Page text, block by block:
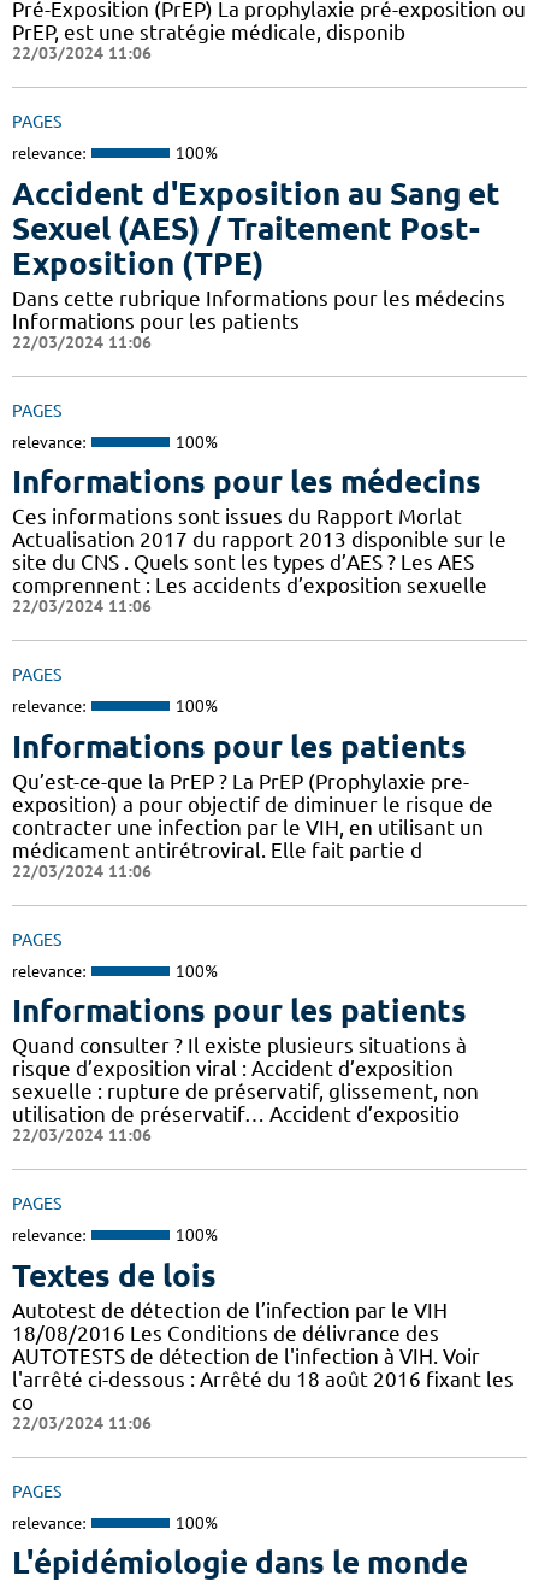
Pré-Exposition (PrEP) La prophylaxie pré-exposition ou
PrEP, est une stratégie médicale, disponib
22/03/2024 11:06
PAGES
relevance: 100%
Accident d'Exposition au Sang et
Sexuel (AES) / Traitement Post-
Exposition (TPE)
Dans cette rubrique Informations pour les médecins
Informations pour les patients
22/03/2024 11:06
PAGES
relevance: 100%
Informations pour les médecins
Ces informations sont issues du Rapport Morlat
Actualisation 2017 du rapport 2013 disponible sur le
site du CNS . Quels sont les types d’AES ? Les AES
comprennent : Les accidents d’exposition sexuelle
22/03/2024 11:06
PAGES
relevance: 100%
Informations pour les patients
Qu’est-ce-que la PrEP ? La PrEP (Prophylaxie pre-
exposition) a pour objectif de diminuer le risque de
contracter une infection par le VIH, en utilisant un
médicament antirétroviral. Elle fait partie d
22/03/2024 11:06
PAGES
relevance: 100%
Informations pour les patients
Quand consulter ? Il existe plusieurs situations à
risque d’exposition viral : Accident d’exposition
sexuelle : rupture de préservatif, glissement, non
utilisation de préservatif… Accident d’expositio
22/03/2024 11:06
PAGES
relevance: 100%
Textes de lois
Autotest de détection de l’infection par le VIH
18/08/2016 Les Conditions de délivrance des
AUTOTESTS de détection de l'infection à VIH. Voir
l'arrêté ci-dessous : Arrêté du 18 août 2016 fixant les
co
22/03/2024 11:06
PAGES
relevance: 100%
L'épidémiologie dans le monde